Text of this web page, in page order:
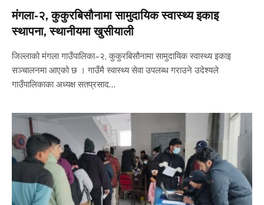
मंगला-२, कुकुरबिसौनामा सामुदायिक स्वास्थ्य इकाइ
स्थापना, स्थानीयमा खुसीयाली
जिल्लाको मंगला गाउँपालिका–२, कुकुरबिसौनामा सामुदायिक स्वास्थ्य इकाइ
सञ्चालनमा आएको छ । गाउँमै स्वास्थ्य सेवा उपलब्ध गराउने उदेश्यले
गाउँपालिकाका अध्यक्ष सतप्रसाद…